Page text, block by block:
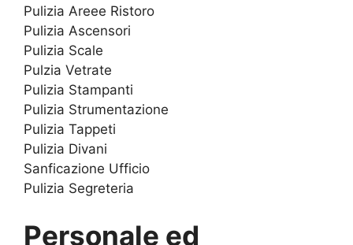
Pulizia Areee Ristoro
Pulizia Ascensori
Pulizia Scale
Pulzia Vetrate
Pulizia Stampanti
Pulizia Strumentazione
Pulizia Tappeti
Pulizia Divani
Sanficazione Ufficio
Pulizia Segreteria
Personale ed